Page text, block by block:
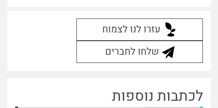
עזרו לנו לצמוח
שלחו לחברים
לכתבות נוספות